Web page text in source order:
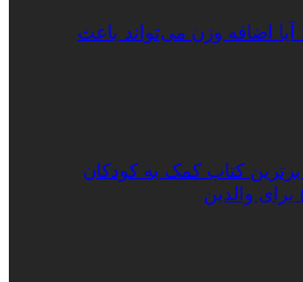
اضافه وزن می‌تواند باعث
کتاب کمک به کودکان